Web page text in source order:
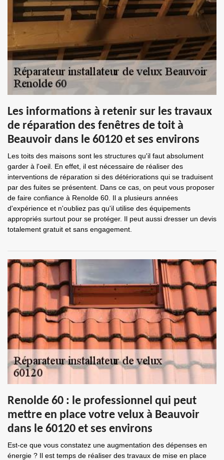
Les informations à retenir sur les travaux
de réparation des fenêtres de toit à
Beauvoir dans le 60120 et ses environs
Les toits des maisons sont les structures qu'il faut absolument
garder à l'oeil. En effet, il est nécessaire de réaliser des
interventions de réparation si des détériorations qui se traduisent
par des fuites se présentent. Dans ce cas, on peut vous proposer
de faire confiance à Renolde 60. Il a plusieurs années
d'expérience et n'oubliez pas qu'il utilise des équipements
appropriés surtout pour se protéger. Il peut aussi dresser un devis
totalement gratuit et sans engagement.
Renolde 60 : le professionnel qui peut
mettre en place votre velux à Beauvoir
dans le 60120 et ses environs
Est-ce que vous constatez une augmentation des dépenses en
énergie ? Il est temps de réaliser des travaux de mise en place